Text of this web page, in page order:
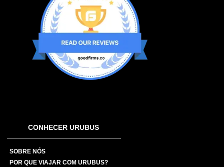
CONHECER URUBUS
SOBRE NÓS
POR QUE VIAJAR COM URUBUS?